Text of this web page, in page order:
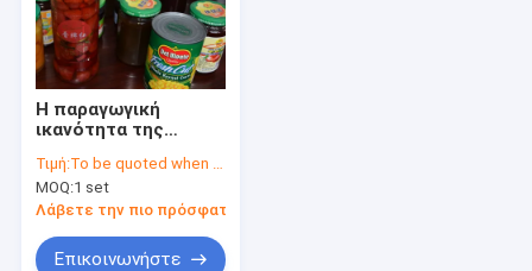
Η παραγωγική
ικανότητα της
κονσέρβωσης
φράουλας σε σιρόπι
προσαρμοσμένη
Τιμή:To be quoted when contacting with us and let us know your detail request and specifications
MOQ:1 set
Λάβετε την πιο πρόσφατη τιμή
Επικοινωνήστε